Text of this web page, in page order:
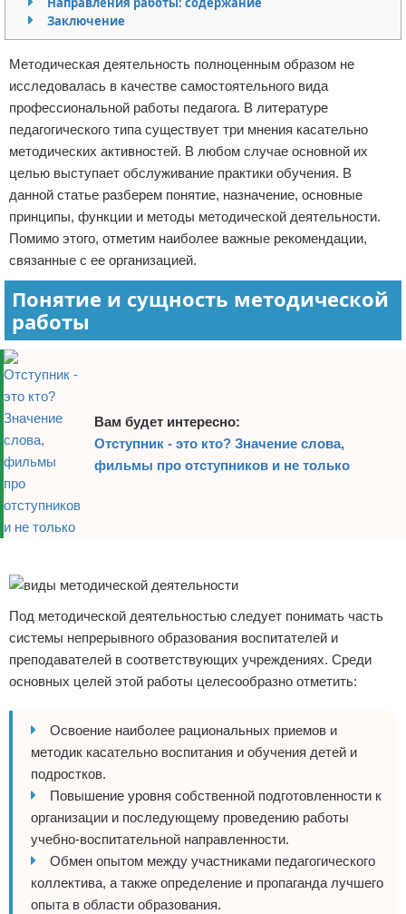
Отказ от ответственности
Заключение
Методическая деятельность полноценным образом не
исследовалась в качестве самостоятельного вида
профессиональной работы педагога. В литературе
педагогического типа существует три мнения касательно
методических активностей. В любом случае основной их
целью выступает обслуживание практики обучения. В
данной статье разберем понятие, назначение, основные
принципы, функции и методы методической деятельности.
Помимо этого, отметим наиболее важные рекомендации,
связанные с ее организацией.
Понятие и сущность методической
работы
Вам будет интересно:
Отступник - это кто? Значение слова,
фильмы про отступников и не только
Под методической деятельностью следует понимать часть
системы непрерывного образования воспитателей и
преподавателей в соответствующих учреждениях. Среди
основных целей этой работы целесообразно отметить:
Освоение наиболее рациональных приемов и
методик касательно воспитания и обучения детей и
подростков.
Повышение уровня собственной подготовленности к
организации и последующему проведению работы
учебно-воспитательной направленности.
Обмен опытом между участниками педагогического
коллектива, а также определение и пропаганда лучшего
опыта в области образования.